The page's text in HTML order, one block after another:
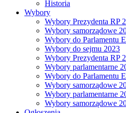
Historia
Wybory
Wybory Prezydenta RP
Wybory samorządowe
Wybory do Parlamentu
Wybory do sejmu 2023
Wybory Prezydenta RP
Wybory parlamentarne
Wybory do Parlamentu
Wybory samorządowe
Wybory parlamentarne
Wybory samorządowe